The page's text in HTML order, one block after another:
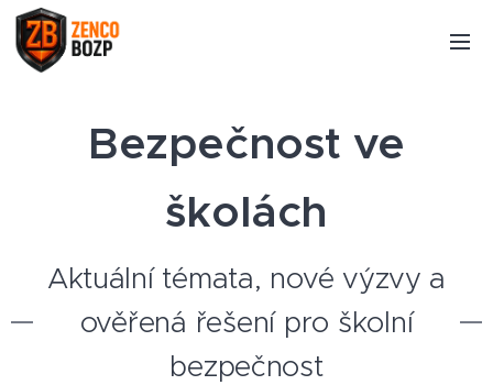
Bezpečnost ve
školách
Aktuální témata, nové výzvy a
ověřená řešení pro školní
bezpečnost